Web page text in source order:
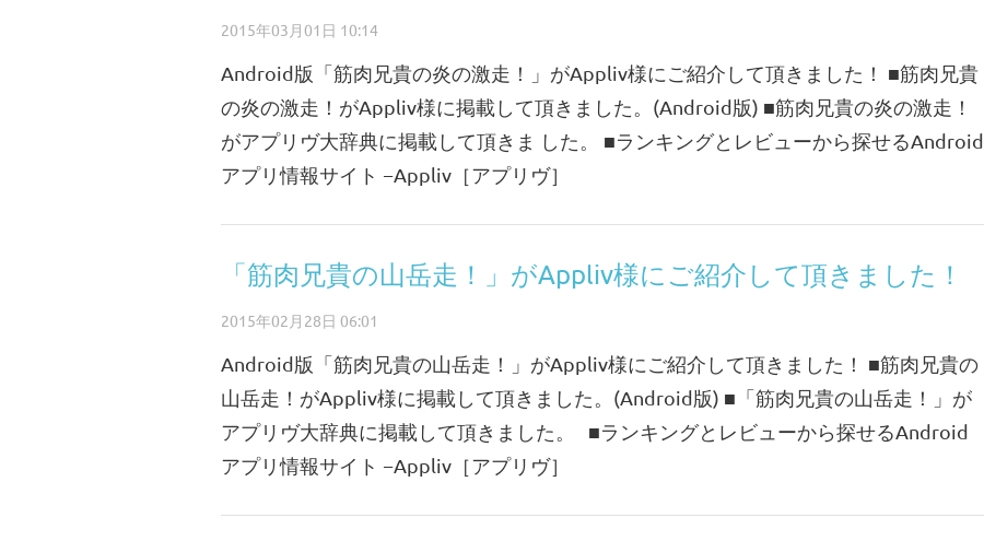
2015年03月01日 10:14
Android版「筋肉兄貴の炎の激走！」がAppliv様にご紹介して頂きました！ ■筋肉兄貴
の炎の激走！がAppliv様に掲載して頂きました。(Android版) ■筋肉兄貴の炎の激走！
がアプリヴ大辞典に掲載して頂きま した。 ■ランキングとレビューから探せるAndroid
アプリ情報サイト −Appliv［アプリヴ］
「筋肉兄貴の山岳走！」がAppliv様にご紹介して頂きました！
2015年02月28日 06:01
Android版「筋肉兄貴の山岳走！」がAppliv様にご紹介して頂きました！ ■筋肉兄貴の
山岳走！がAppliv様に掲載して頂きました。(Android版) ■「筋肉兄貴の山岳走！」が
アプリヴ大辞典に掲載して頂きました。 ■ランキングとレビューから探せるAndroid
アプリ情報サイト −Appliv［アプリヴ］